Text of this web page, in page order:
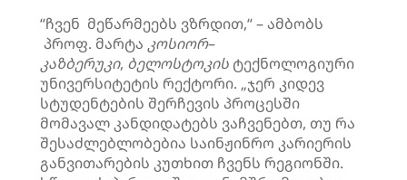
“ჩვენ მეწარმეებს ვზრდით,“ – ამბობს
პროფ. მარტა კოსიორ–
კაზბერუკი, ბელოსტოკის ტექნოლოგიური
უნივერსიტეტის რექტორი. „ჯერ კიდევ
სტუდენტების შერჩევის პროცესში
მომავალ კანდიდატებს ვაჩვენებთ, თუ რა
შესაძლებლობებია საინჟინრო კარიერის
განვითარების კუთხით ჩვენს რეგიონში.